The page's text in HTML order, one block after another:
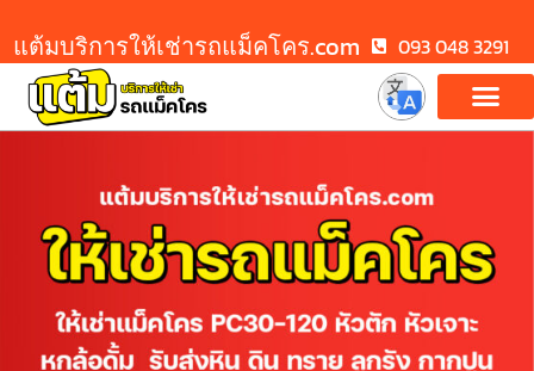
แต้มบริการให้เช่ารถแม็คโคร.com 093 048 3291